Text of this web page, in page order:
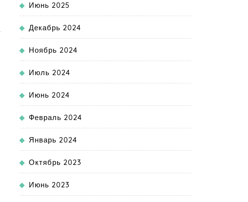
Июнь 2025
Декабрь 2024
Ноябрь 2024
Июль 2024
Июнь 2024
Февраль 2024
Январь 2024
Октябрь 2023
Июнь 2023